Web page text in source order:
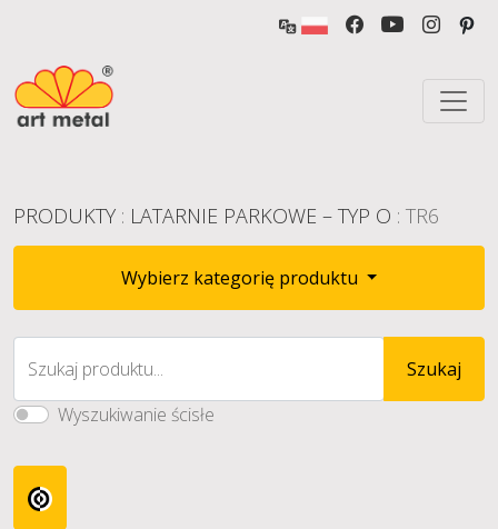
PRODUKTY : LATARNIE PARKOWE – TYP O : TR6
Wybierz kategorię produktu
Szukaj produktu...
Szukaj
Wyszukiwanie ścisłe